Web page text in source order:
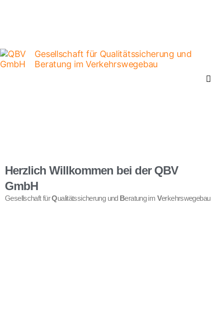
Gesellschaft für Qualitätssicherung und
Beratung im Verkehrswegebau
Herzlich Willkommen bei der QBV
GmbH
Gesellschaft fürQualitätssicherung und Beratung im Verkehrswegebau